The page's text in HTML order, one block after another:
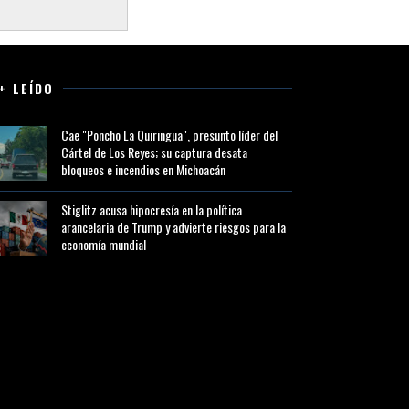
LEÍDO
Cae "Poncho La Quiringua", presunto líder del
Cártel de Los Reyes; su captura desata
bloqueos e incendios en Michoacán
Stiglitz acusa hipocresía en la política
arancelaria de Trump y advierte riesgos para la
economía mundial